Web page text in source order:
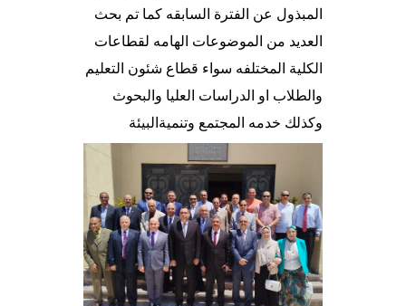
المبذول عن الفترة السابقه كما تم بحث
العديد من الموضوعات الهامه لقطاعات
الكلية المختلفه سواء قطاع شئون التعليم
والطلاب او الدراسات العليا والبحوث
وكذلك خدمه المجتمع وتنميةالبيئة